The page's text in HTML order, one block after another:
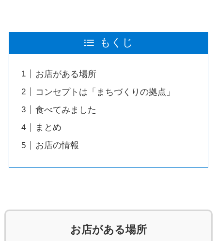
もくじ
お店がある場所
コンセプトは「まちづくりの拠点」
食べてみました
まとめ
お店の情報
お店がある場所